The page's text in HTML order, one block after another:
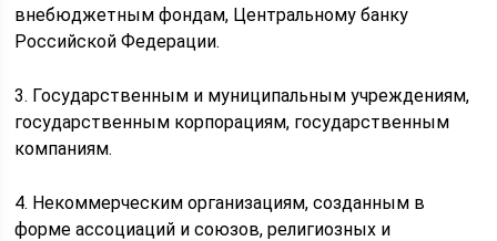
внебюджетным фондам, Центральному банку
Российской Федерации.
3. Государственным и муниципальным учреждениям,
государственным корпорациям, государственным
компаниям.
4. Некоммерческим организациям, созданным в
форме ассоциаций и союзов, религиозных и